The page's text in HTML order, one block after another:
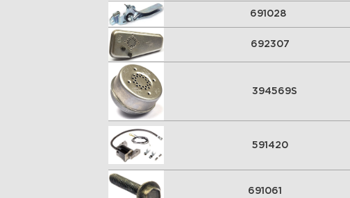
691028
692307
394569S
591420
691061